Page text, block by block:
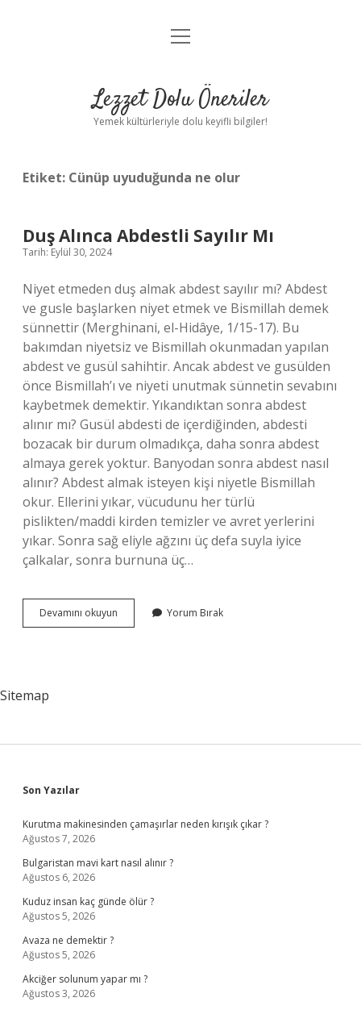
Anasayfa
Yasal Uyarı
menüyü
Lezzet Dolu Öneriler
Yemek kültürleriyle dolu keyifli bilgiler!
Etiket: Cünüp uyuduğunda ne olur
Duş Alınca Abdestli Sayılır Mı
Tarih: Eylül 30, 2024
Niyet etmeden duş almak abdest sayılır mı? Abdest
ve gusle başlarken niyet etmek ve Bismillah demek
sünnettir (Merghinani, el-Hidâye, 1/15-17). Bu
bakımdan niyetsiz ve Bismillah okunmadan yapılan
abdest ve gusül sahihtir. Ancak abdest ve gusülden
önce Bismillah’ı ve niyeti unutmak sünnetin sevabını
kaybetmek demektir. Yıkandıktan sonra abdest
alınır mı? Gusül abdesti de içerdiğinden, abdesti
bozacak bir durum olmadıkça, daha sonra abdest
almaya gerek yoktur. Banyodan sonra abdest nasıl
alınır? Abdest almak isteyen kişi niyetle Bismillah
okur. Ellerini yıkar, vücudunu her türlü
pislikten/maddi kirden temizler ve avret yerlerini
yıkar. Sonra sağ eliyle ağzını üç defa suyla iyice
çalkalar, sonra burnuna üç…
Devamını okuyun
Alınca
Yorum Bırak
Sitemap
Sidebar
Son Yazılar
Kurutma makinesinden çamaşırlar neden kırışık çıkar ?
Ağustos 7, 2026
Bulgaristan mavi kart nasıl alınır ?
Ağustos 6, 2026
Kuduz insan kaç günde ölür ?
Ağustos 5, 2026
Avaza ne demektir ?
Ağustos 5, 2026
Akciğer solunum yapar mı ?
Ağustos 3, 2026